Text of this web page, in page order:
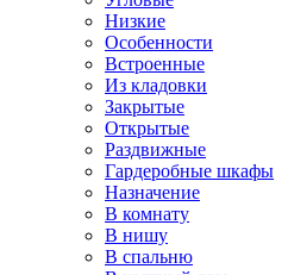
Низкие
Особенности
Встроенные
Из кладовки
Закрытые
Открытые
Раздвижные
Гардеробные шкафы
Назначение
В комнату
В нишу
В спальню